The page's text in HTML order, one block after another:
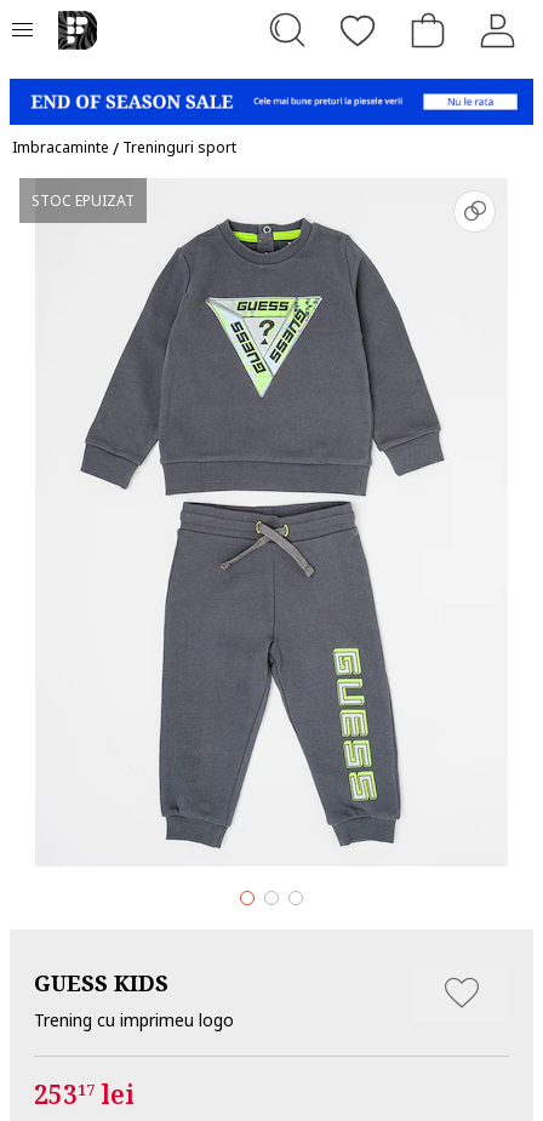
Imbracaminte / Treninguri sport
STOC EPUIZAT
GUESS KIDS
Trening cu imprimeu logo
25317 lei